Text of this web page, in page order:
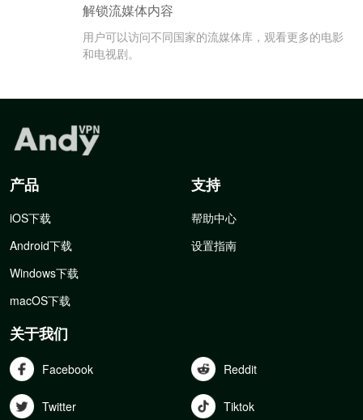
解锁流媒体内容
用户可以访问不同国家的流媒体库，观看更多的电影
和电视剧。
产品
iOS下载
Android下载
Windows下载
macOS下载
支持
帮助中心
设置指南
关于我们
Facebook Reddit
Twitter Tiktok